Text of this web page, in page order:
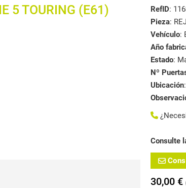
5 TOURING (E61)
RefID:
Pieza:
Vehículo:
Año
Estado:
Nº
Ubicación
Consulte
30,00 €